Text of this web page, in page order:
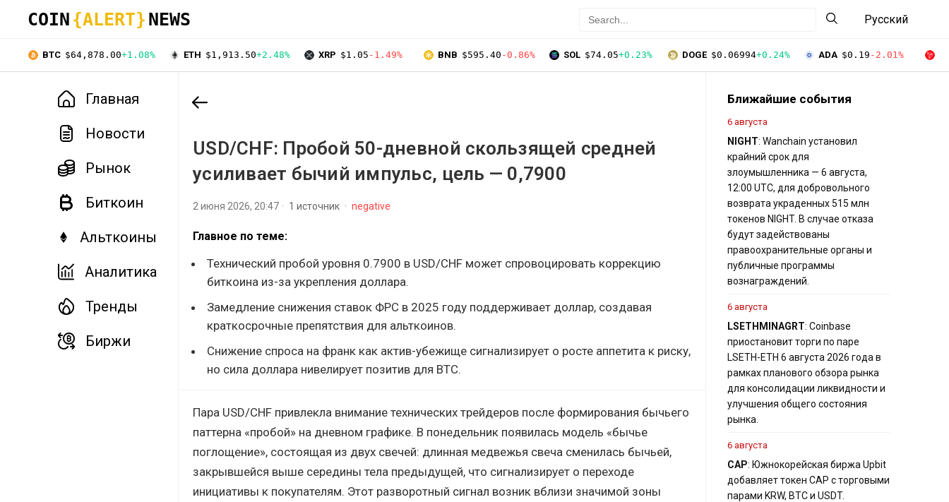
COIN {ALERT} NEWS Русский
BTC $64,878.00+1.08% ETH $1,913.50+2.48% XRP $1.05 -1.49% BNB $595.40 -0.86% SOL $74.05+0.23% DOGE $0.06994+0.24% ADA $0.19 -2.01%
Главная
Новости
Рынок
Биткоин
Альткоины
Аналитика
Тренды
Биржи
USD/CHF: Пробой 50-дневной скользящей средней
усиливает бычий импульс, цель — 0,7900
2 июня 2026, 20:47 1 источник negative
Главное по теме:
Технический пробой уровня 0.7900 в USD/CHF может спровоцировать коррекцию
биткоина из-за укрепления доллара.
Замедление снижения ставок ФРС в 2025 году поддерживает доллар, создавая
краткосрочные препятствия для альткоинов.
Снижение спроса на франк как актив-убежище сигнализирует о росте аппетита к риску,
но сила доллара нивелирует позитив для BTC.
Пара USD/CHF привлекла внимание технических трейдеров после формирования бычьего
паттерна «пробой» на дневном графике. В понедельник появилась модель «бычье
поглощение», состоящая из двух свечей: длинная медвежья свеча сменилась бычьей,
закрывшейся выше середины тела предыдущей, что сигнализирует о переходе
инициативы к покупателям. Этот разворотный сигнал возник вблизи значимой зоны
Ближайшие события
6 августа
NIGHT: Wanchain установил
крайний срок для
злоумышленника — 6 августа,
12:00 UTC, для добровольного
возврата украденных 515 млн
токенов NIGHT. В случае отказа
будут задействованы
правоохранительные органы и
публичные программы
вознаграждений.
6 августа
LSETHMINAGRT: Coinbase
приостановит торги по паре
LSETH-ETH 6 августа 2026 года в
рамках планового обзора рынка
для консолидации ликвидности и
улучшения общего состояния
рынка.
6 августа
CAP: Южнокорейская биржа Upbit
добавляет токен CAP с торговыми
парами KRW, BTC и USDT.